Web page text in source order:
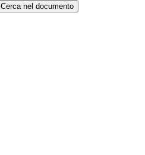
Cerca nel documento